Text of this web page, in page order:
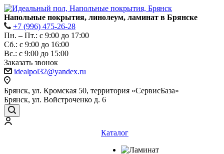
Напольные покрытия, линолеум, ламинат в Брянске
+7 (996) 475-26-28
Пн. – Пт.: с 9:00 до 17:00
Сб.: с 9:00 до 16:00
Bc.: с 9:00 до 15:00
Заказать звонок
idealpol32@yandex.ru
Брянск, ул. Кромская 50, территория «СервисБаза»
Брянск, ул. Войстроченко д. 6
Каталог